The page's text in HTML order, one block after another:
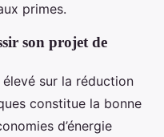
primes.
son projet de
sur la réduction
constitue la bonne
d’énergie